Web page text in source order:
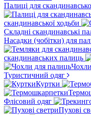
Палиці для
скандинавської ходьби
Складні скандинавські
Насадки (чобітки) для
скандинавських палиць
Туристичний одяг
Куртки
Флісовий одяг
Пухові